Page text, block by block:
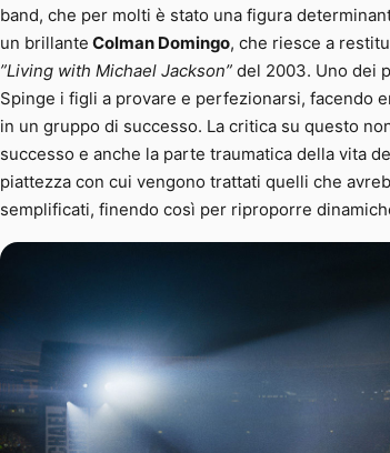
band, che per molti è stato una figura
un brillante Colman Domingo, che riesce a
”Living with Michael Jackson” del 2003. Uno dei
Spinge i figli a provare e perfezionarsi, facendo
in un gruppo di successo. La critica su questo
successo e anche la parte traumatica della vita
piattezza con cui vengono trattati quelli che
semplificati, finendo così per riproporre